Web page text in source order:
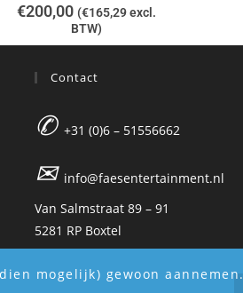
mogelijk) gewoon aannemen.
€200,00 (€165,29excl.
BTW)
Contact
✆ +31 (0)6 – 51556662
✉ info@faesentertainment.nl
Van Salmstraat 89 – 91
5281 RP Boxtel